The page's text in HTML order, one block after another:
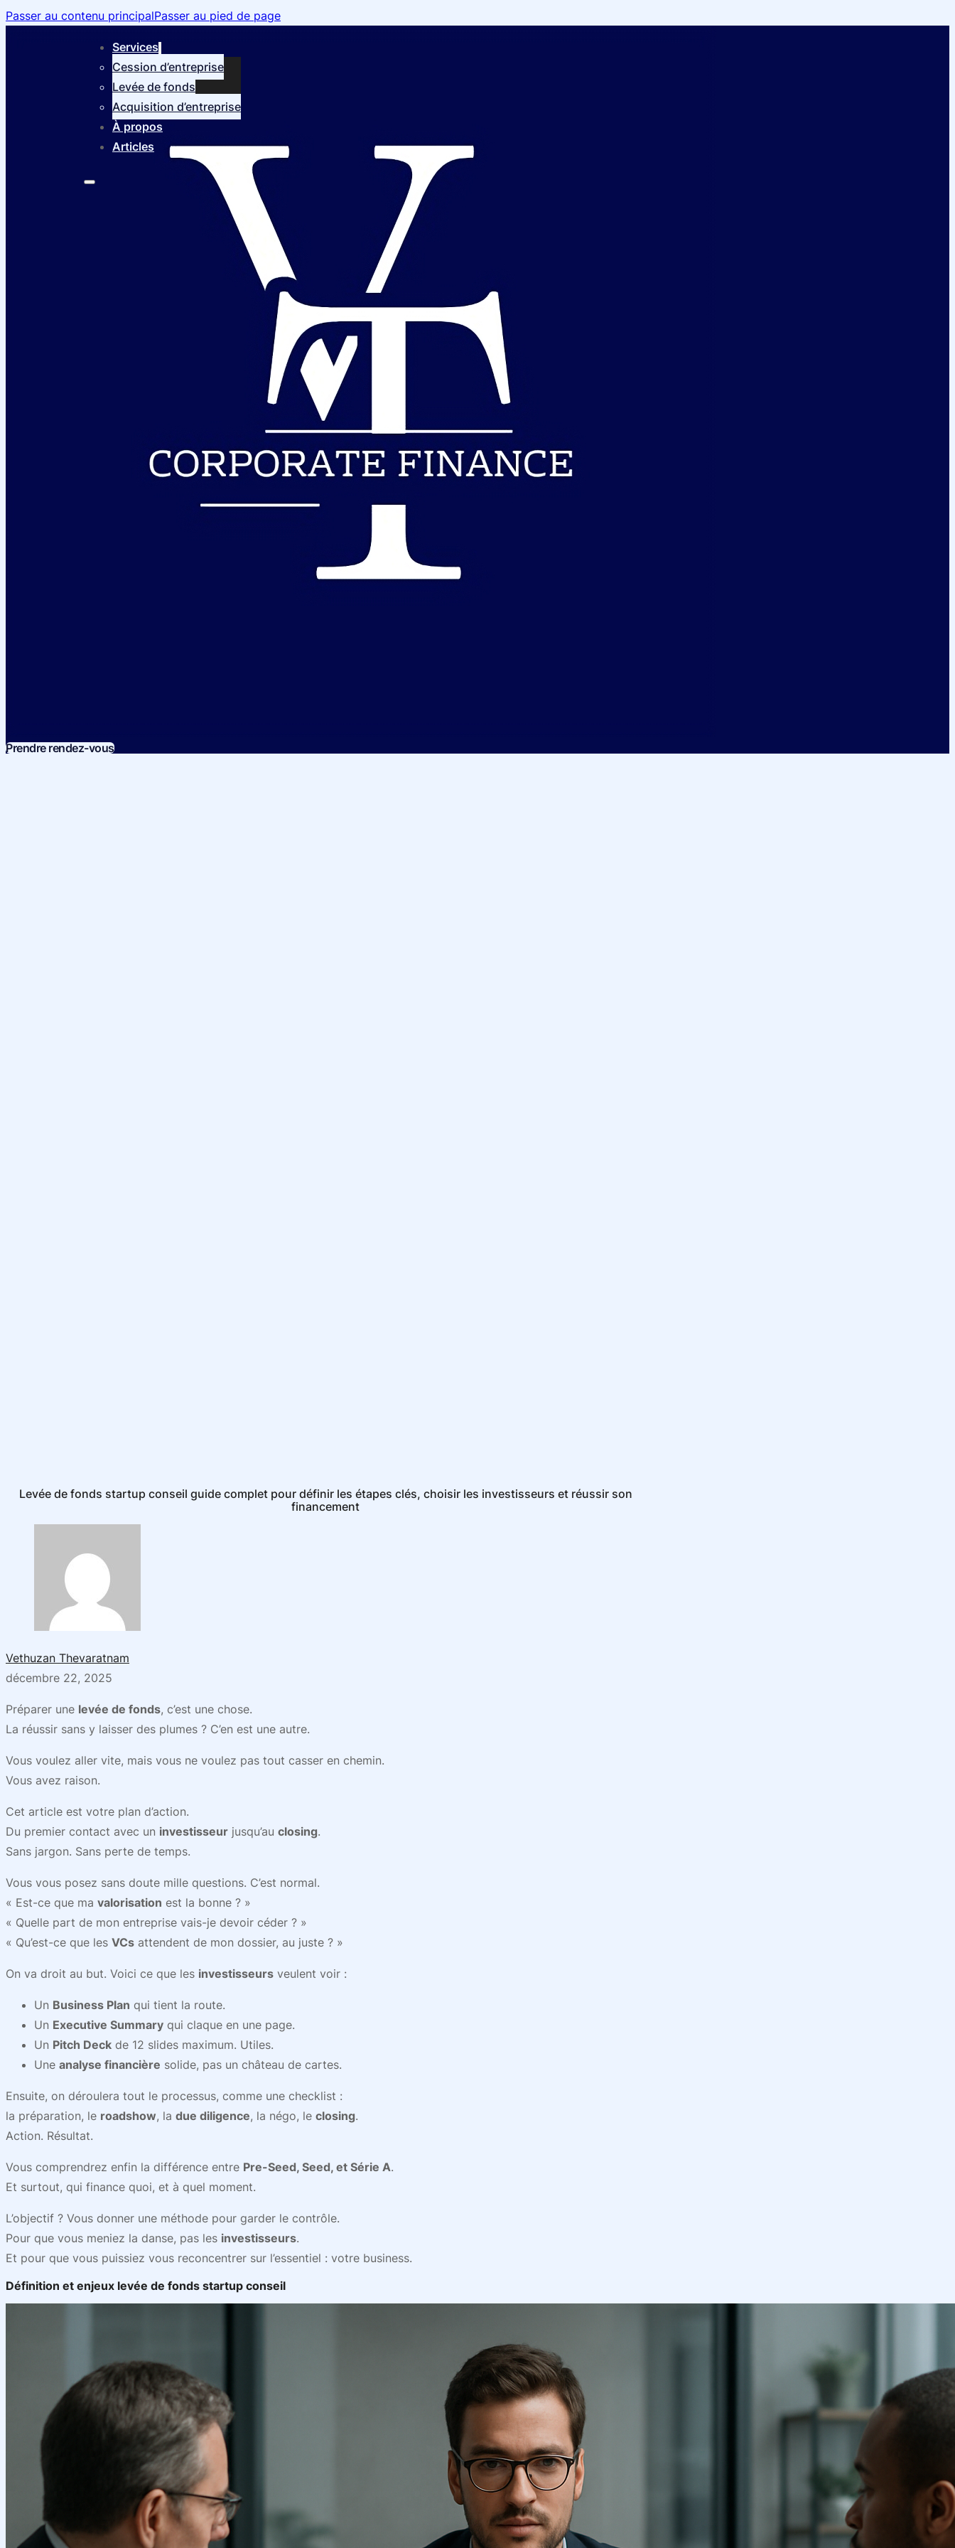
Passer au contenu principalPasser au pied de page
Services
Cession d’entreprise
Levée de fonds
Acquisition d’entreprise
À propos
Articles
Prendre rendez-vous
Levée de fonds startup conseil guide complet pour définir les étapes clés, choisir les investisseurs et réussir son
financement
Vethuzan Thevaratnam
décembre 22, 2025
Préparer une levée de fonds, c’est une chose.
La réussir sans y laisser des plumes ? C’en est une autre.
Vous voulez aller vite, mais vous ne voulez pas tout casser en chemin.
Vous avez raison.
Cet article est votre plan d’action.
Du premier contact avec un investisseur jusqu’au closing.
Sans jargon. Sans perte de temps.
Vous vous posez sans doute mille questions. C’est normal.
« Est-ce que ma valorisation est la bonne ? »
« Quelle part de mon entreprise vais-je devoir céder ? »
« Qu’est-ce que les VCs attendent de mon dossier, au juste ? »
On va droit au but. Voici ce que les investisseurs veulent voir :
Un Business Plan qui tient la route.
Un Executive Summary qui claque en une page.
Un Pitch Deck de 12 slides maximum. Utiles.
Une analyse financière solide, pas un château de cartes.
Ensuite, on déroulera tout le processus, comme une checklist :
la préparation, le roadshow, la due diligence, la négo, le closing.
Action. Résultat.
Vous comprendrez enfin la différence entre Pre-Seed, Seed, et Série A.
Et surtout, qui finance quoi, et à quel moment.
L’objectif ? Vous donner une méthode pour garder le contrôle.
Pour que vous meniez la danse, pas les investisseurs.
Et pour que vous puissiez vous reconcentrer sur l’essentiel : votre business.
Définition et enjeux levée de fonds startup conseil